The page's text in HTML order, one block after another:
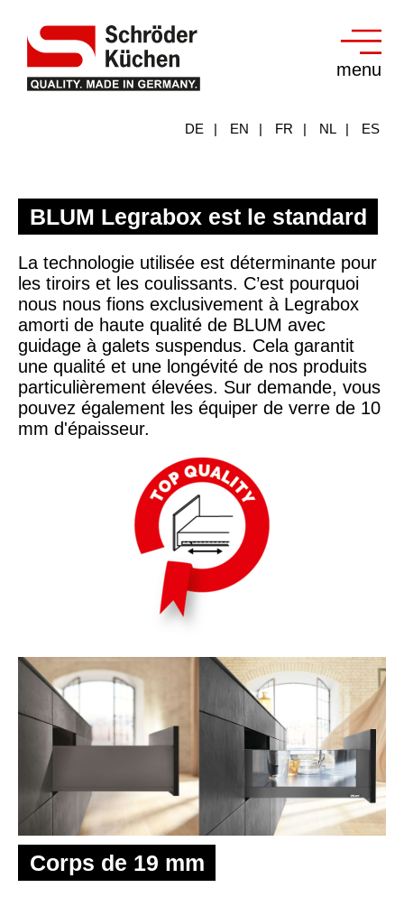
menu
DE EN FR NL ES
BLUM Legrabox est le standard
La technologie utilisée est déterminante pour
les tiroirs et les coulissants. C’est pourquoi
nous nous fions exclusivement à Legrabox
amorti de haute qualité de BLUM avec
guidage à galets suspendus. Cela garantit
une qualité et une longévité de nos produits
particulièrement élevées. Sur demande, vous
pouvez également les équiper de verre de 10
mm d'épaisseur.
Corps de 19 mm